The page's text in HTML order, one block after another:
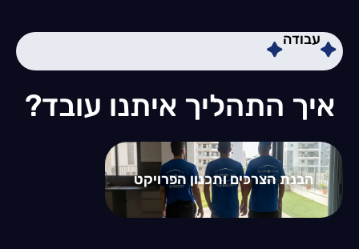
עבודה
איך התהליך איתנו עובד?
הבנת הצרכים ותכנון הפרויקט